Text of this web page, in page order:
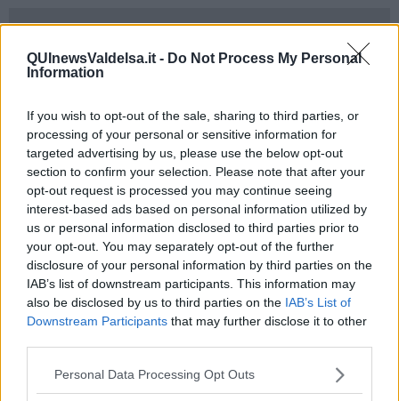
QUInewsValdelsa.it - Do Not Process My Personal
Information
If you wish to opt-out of the sale, sharing to third parties, or
processing of your personal or sensitive information for
targeted advertising by us, please use the below opt-out
section to confirm your selection. Please note that after your
opt-out request is processed you may continue seeing
interest-based ads based on personal information utilized by
us or personal information disclosed to third parties prior to
your opt-out. You may separately opt-out of the further
disclosure of your personal information by third parties on the
IAB’s list of downstream participants. This information may
also be disclosed by us to third parties on the IAB’s List of
Downstream Participants that may further disclose it to other
Personal Data Processing Opt Outs
Si tratta di un unico spazio scolastico, dal nido alla secondaria di
All’iniziativa erano presenti il sindacoFrancesco Guarguaglini
vicesindaco e assessore ai Lavori Pubblici,Luca Moda ,
l’assessore all’Istruzione,Stefania Deie la dirigente del
comprensivo II di Colle,Monica Martinucci .
“Scuola è futuro – fa notare il primo cittadino – Presentare un
nuovo progetto alla vigilia della ripartenza di questo anno scolastico
rafforza l’idea a cui stiamo lavorando. Insieme alla ripresa della
scuola in sicurezza, infatti, stiamo progettando la scuola che verrà,
che sia bella, funzionale, sostenibile, sotto tutti i punti di vista”.
“Insieme al suo essere un campus, ad avere connessioni pedonali
con il centro, il Poggio e la zona residenziale della Ragnana nonché
essere dotato di una palestra con ingresso autonomo, uno dei punti
di forza del progetto – aggiunge Guarguaglini – è la condivisione
delle esigenze reali. Questo è accaduto tra amministrazione,
dirigente scolastico e architetto. Fin dai primi passi della stesura del